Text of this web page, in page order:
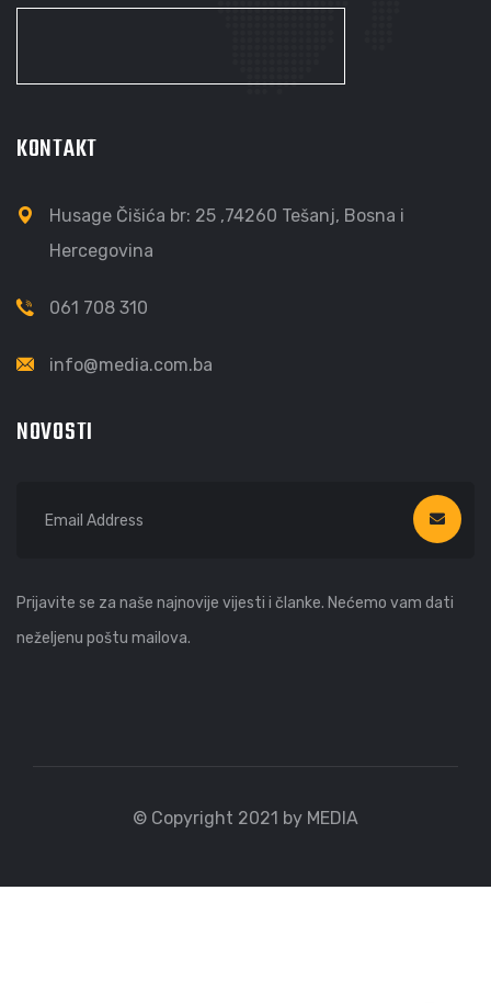
KONTAKT
Husage Čišića br: 25 ,74260 Tešanj, Bosna i
Hercegovina
061 708 310
info@media.com.ba
NOVOSTI
Prijavite se za naše najnovije vijesti i članke. Nećemo vam dati
neželjenu poštu mailova.
© Copyright 2021 by MEDIA